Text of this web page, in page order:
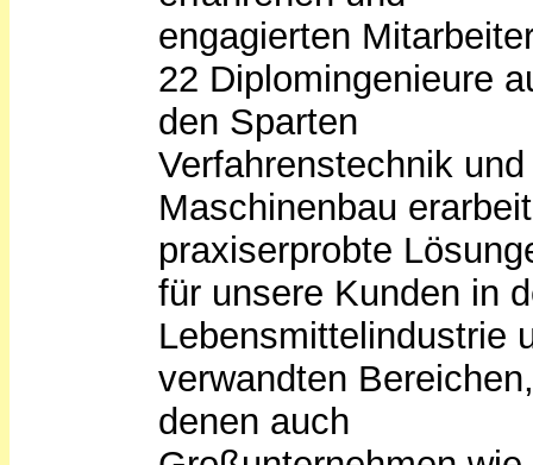
engagierten
22 Diplomingenieure
den Sparten
Verfahrenstechnik und
Maschinenbau
praxiserprobte
für unsere Kunden in
Lebensmittelindustrie
verwandten
denen auch